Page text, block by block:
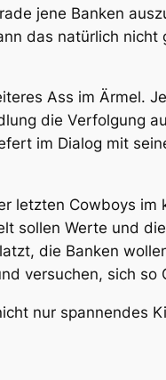
jene Banken
das natürlich nicht
Ass im Ärmel.
die Verfolgung
im Dialog mit
letzten Cowboys
sollen Werte und
die Banken
versuchen, sich so
nur spannendes